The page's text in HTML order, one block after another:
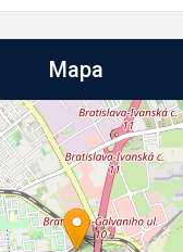
Mapa